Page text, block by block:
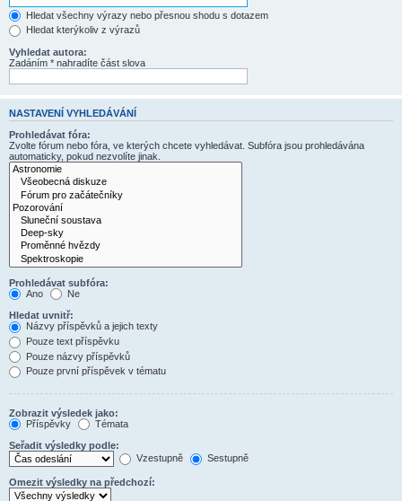
Hledat všechny výrazy nebo přesnou shodu s dotazem
Hledat kterýkoliv z výrazů
Vyhledat autora:
Zadáním * nahradíte část slova
NASTAVENÍ VYHLEDÁVÁNÍ
Prohledávat fóra:
Zvolte fórum nebo fóra, ve kterých chcete vyhledávat. Subfóra jsou prohledávána
automaticky, pokud nezvolíte jinak.
Prohledávat subfóra:
Ano
Ne
Hledat uvnitř:
Názvy příspěvků a jejich texty
Pouze text příspěvku
Pouze názvy příspěvků
Pouze první příspěvek v tématu
Zobrazit výsledek jako:
Příspěvky
Témata
Seřadit výsledky podle:
Vzestupně
Sestupně
Omezit výsledky na předchozí: